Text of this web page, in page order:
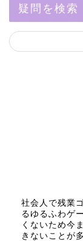
疑問を検索
社会人で残業
るゆるふわゲ
くないため今
きないことが